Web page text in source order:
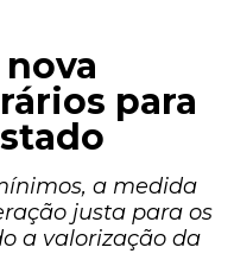
para
a medida
justa para os
a valorização da